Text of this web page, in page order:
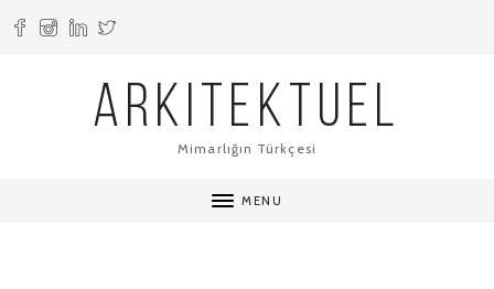
ARKITEKTUEL
Mimarlığın Türkçesi
MENU